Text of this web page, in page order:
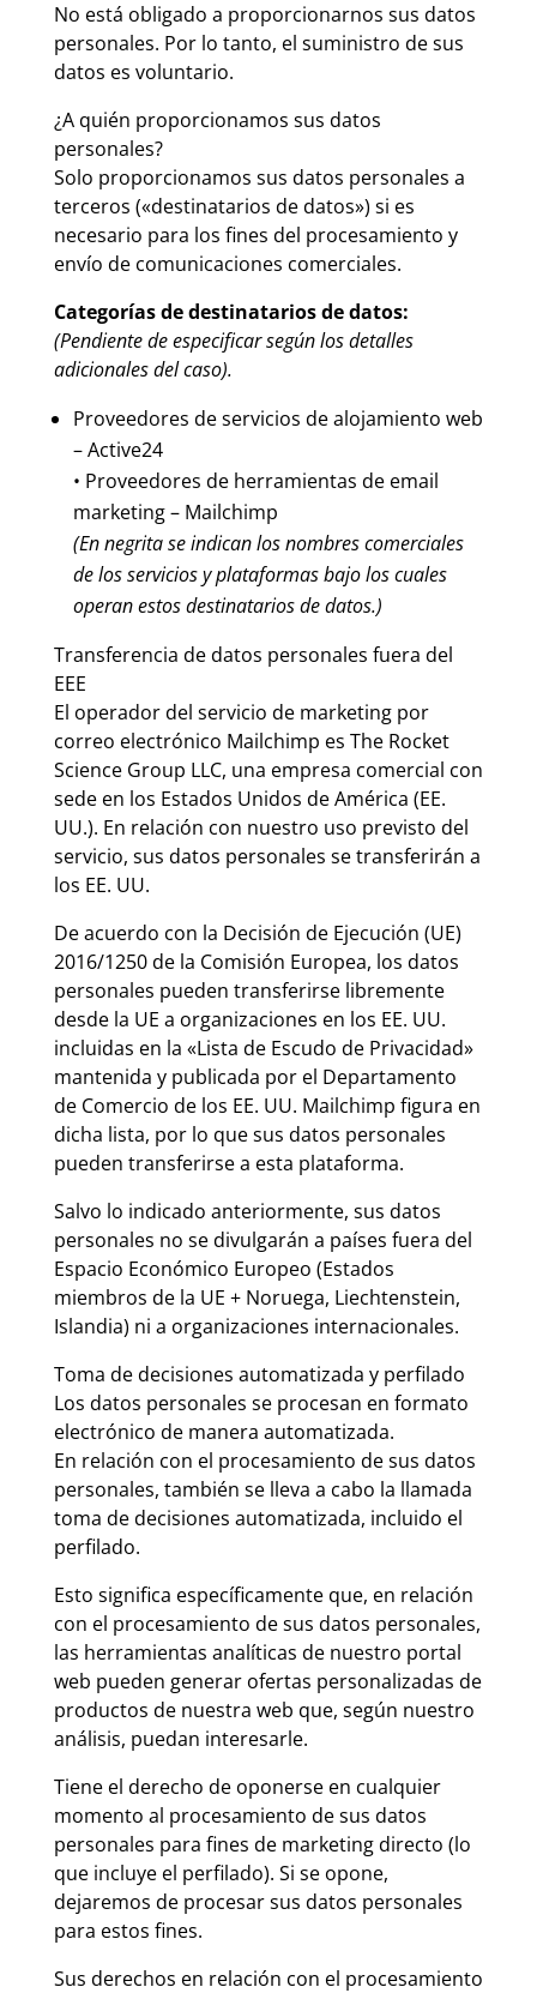
No está obligado a proporcionarnos sus datos
personales. Por lo tanto, el suministro de sus
datos es voluntario.
¿A quién proporcionamos sus datos
personales?
Solo proporcionamos sus datos personales a
terceros («destinatarios de datos») si es
necesario para los fines del procesamiento y
envío de comunicaciones comerciales.
Categorías de destinatarios de datos:
(Pendiente de especificar según los detalles
adicionales del caso).
Proveedores de servicios de alojamiento web
–Active24
• Proveedores de herramientas de email
marketing – Mailchimp
(En negrita se indican los nombres comerciales
de los servicios y plataformas bajo los cuales
operan estos destinatarios de datos.)
Transferencia de datos personales fuera del
EEE
El operador del servicio de marketing por
correo electrónico Mailchimp es The Rocket
Science Group LLC, una empresa comercial con
sede en los Estados Unidos de América (EE.
UU.). En relación con nuestro uso previsto del
servicio, sus datos personales se transferirán a
los EE. UU.
De acuerdo con la Decisión de Ejecución (UE)
2016/1250 de la Comisión Europea, los datos
personales pueden transferirse libremente
desde la UE a organizaciones en los EE. UU.
incluidas en la «Lista de Escudo de Privacidad»
mantenida y publicada por el Departamento
de Comercio de los EE. UU. Mailchimp figura en
dicha lista, por lo que sus datos personales
pueden transferirse a esta plataforma.
Salvo lo indicado anteriormente, sus datos
personales no se divulgarán a países fuera del
Espacio Económico Europeo (Estados
miembros de la UE + Noruega, Liechtenstein,
Islandia) ni a organizaciones internacionales.
Toma de decisiones automatizada y perfilado
Los datos personales se procesan en formato
electrónico de manera automatizada.
En relación con el procesamiento de sus datos
personales, también se lleva a cabo la llamada
toma de decisiones automatizada, incluido el
perfilado.
Esto significa específicamente que, en relación
con el procesamiento de sus datos personales,
las herramientas analíticas de nuestro portal
web pueden generar ofertas personalizadas de
productos de nuestra web que, según nuestro
análisis, puedan interesarle.
Tiene el derecho de oponerse en cualquier
momento al procesamiento de sus datos
personales para fines de marketing directo (lo
que incluye el perfilado). Si se opone,
dejaremos de procesar sus datos personales
para estos fines.
Sus derechos en relación con el procesamiento